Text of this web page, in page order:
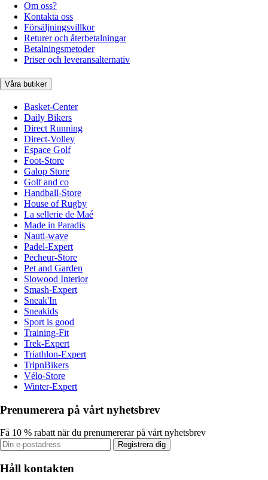
Om oss?
Kontakta oss
Försäljningsvillkor
Returer och återbetalningar
Betalningsmetoder
Priser och leveransalternativ
Våra butiker
Basket-Center
Daily Bikers
Direct Running
Direct-Volley
Espace Golf
Foot-Store
Galop Store
Golf and co
Handball-Store
House of Rugby
La sellerie de Maé
Made in Paradis
Nauti-wave
Padel-Expert
Pecheur-Store
Pet and Garden
Slowood Interior
Smash-Expert
Sneak'In
Sneakids
Sport is good
Training-Fit
Trek-Expert
Triathlon-Expert
TripnBikers
Vélo-Store
Winter-Expert
Prenumerera på vårt nyhetsbrev
Få 10 % rabatt när du prenumererar på vårt nyhetsbrev
Registrera dig
Håll kontakten